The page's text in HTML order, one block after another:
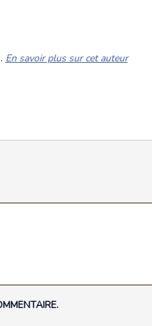
En savoir plus sur cet auteur